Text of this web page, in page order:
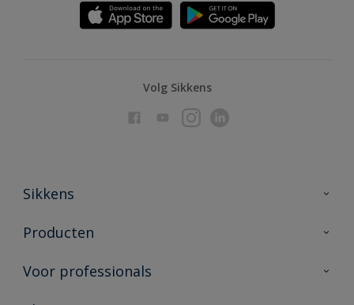
Volg Sikkens
Sikkens
Over Sikkens
Duurzaamheid
Producten
Producten voor binnen
Voor professionals